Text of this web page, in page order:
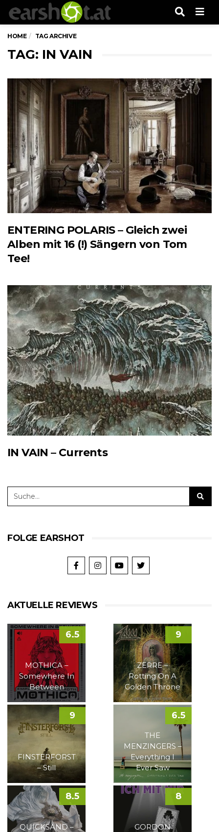
HOME TAG ARCHIVE
TAG: IN VAIN
ENTERING POLARIS – Gleich zwei
Alben mit 16 (!) Sängern von Tom
Tee!
IN VAIN – Currents
FOLGE EARSHOT
AKTUELLE REVIEWS
MOTHICA –
Somewhere In
Between
6.5
ZERRE –
Rotting On A
Golden Throne
9
FINSTERFORST
– Still
9
THE
MENZINGERS –
Everything I
Ever Saw
6.5
QUICKSAND –
8.5
GORDON
8